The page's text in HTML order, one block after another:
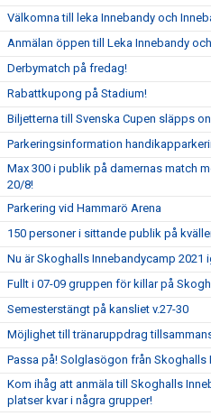
Välkomna till leka Innebandy och
Anmälan öppen till Leka Innebandy
Derbymatch på fredag!
Rabattkupong på Stadium!
Biljetterna till Svenska Cupen släpps
Parkeringsinformation
Max 300 i publik på damernas match
20/8!
Parkering vid Hammarö Arena
150 personer i sittande publik på
Nu är Skoghalls Innebandycamp 2021
Fullt i 07-09 gruppen för killar på
Semesterstängt på kansliet v.27-30
Möjlighet till tränaruppdrag
Passa på! Solglasögon från Skoghalls
Kom ihåg att anmäla till Skoghalls
platser kvar i några grupper!